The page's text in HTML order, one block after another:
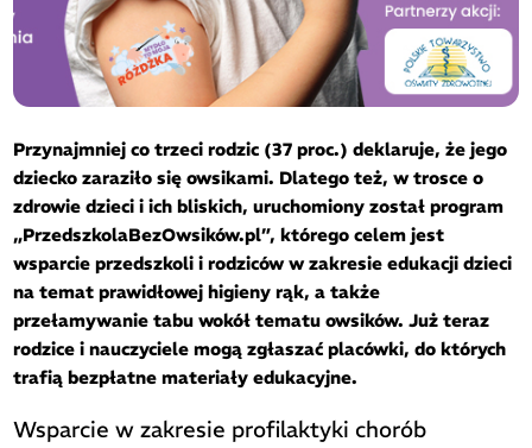
Przynajmniej co trzeci rodzic (37 proc.) deklaruje, że jego
dziecko zaraziło się owsikami. Dlatego też, w trosce o
zdrowie dzieci i ich bliskich, uruchomiony został program
„PrzedszkolaBezOwsików.pl”, którego celem jest
wsparcie przedszkoli i rodziców w zakresie edukacji dzieci
na temat prawidłowej higieny rąk, a także
przełamywanie tabu wokół tematu owsików. Już teraz
rodzice i nauczyciele mogą zgłaszać placówki, do których
trafią bezpłatne materiały edukacyjne.
Wsparcie w zakresie profilaktyki chorób